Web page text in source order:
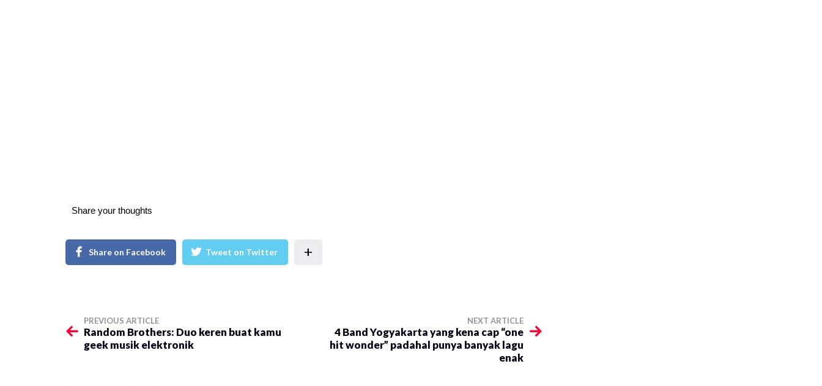
Share your thoughts
Share on Facebook Tweet on Twitter +
PREVIOUS ARTICLE
Random Brothers: Duo keren buat kamu
geek musik elektronik
NEXT ARTICLE
4 Band Yogyakarta yang kena cap “one
hit wonder” padahal punya banyak lagu
enak